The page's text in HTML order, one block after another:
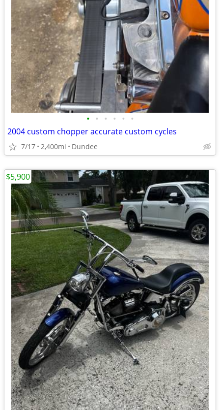
• • • • • •
2004 custom chopper accurate custom cycles
7/17 2,400mi Dundee
$5,900